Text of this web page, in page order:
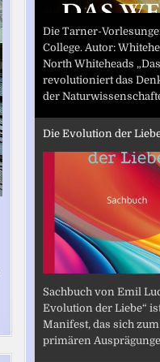
Die Tarner-
College. Autor:
North Whiteheads
revolutioniert das
der
Die Evolution der
Sachbuch von Emil
Evolution der Liebe“
Manifest, das sich
primären